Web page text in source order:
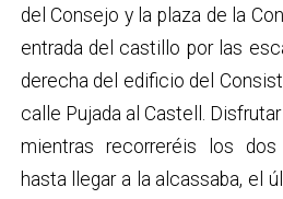
del Consejo y la plaza de la
entrada del castillo por las
derecha del edificio del
calle Pujada al Castell.
mientras recorreréis los
hasta llegar a la alcassaba, el